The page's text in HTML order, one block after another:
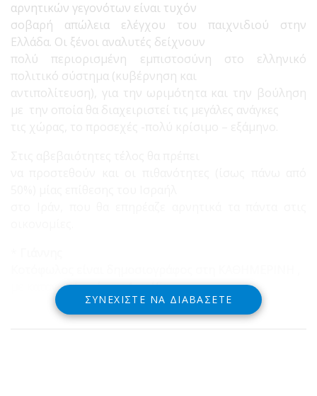
αρνητικών γεγονότων είναι τυχόν
σοβαρή απώλεια ελέγχου του παιχνιδιού στην
Ελλάδα. Οι ξένοι αναλυτές δείχνουν
πολύ περιορισμένη εμπιστοσύνη στο ελληνικό
πολιτικό σύστημα (κυβέρνηση και
αντιπολίτευση), για την ωριμότητα και την βούληση
με την οποία θα διαχειριστεί τις μεγάλες ανάγκες
με καταγωγή από την Δωρίδα
ΣΥΝΕΧΊΣΤΕ ΝΑ ΔΙΑΒΆΣΕΤΕ